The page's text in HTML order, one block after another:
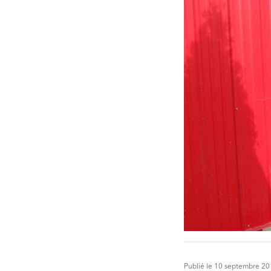
Publié le 10 septembre